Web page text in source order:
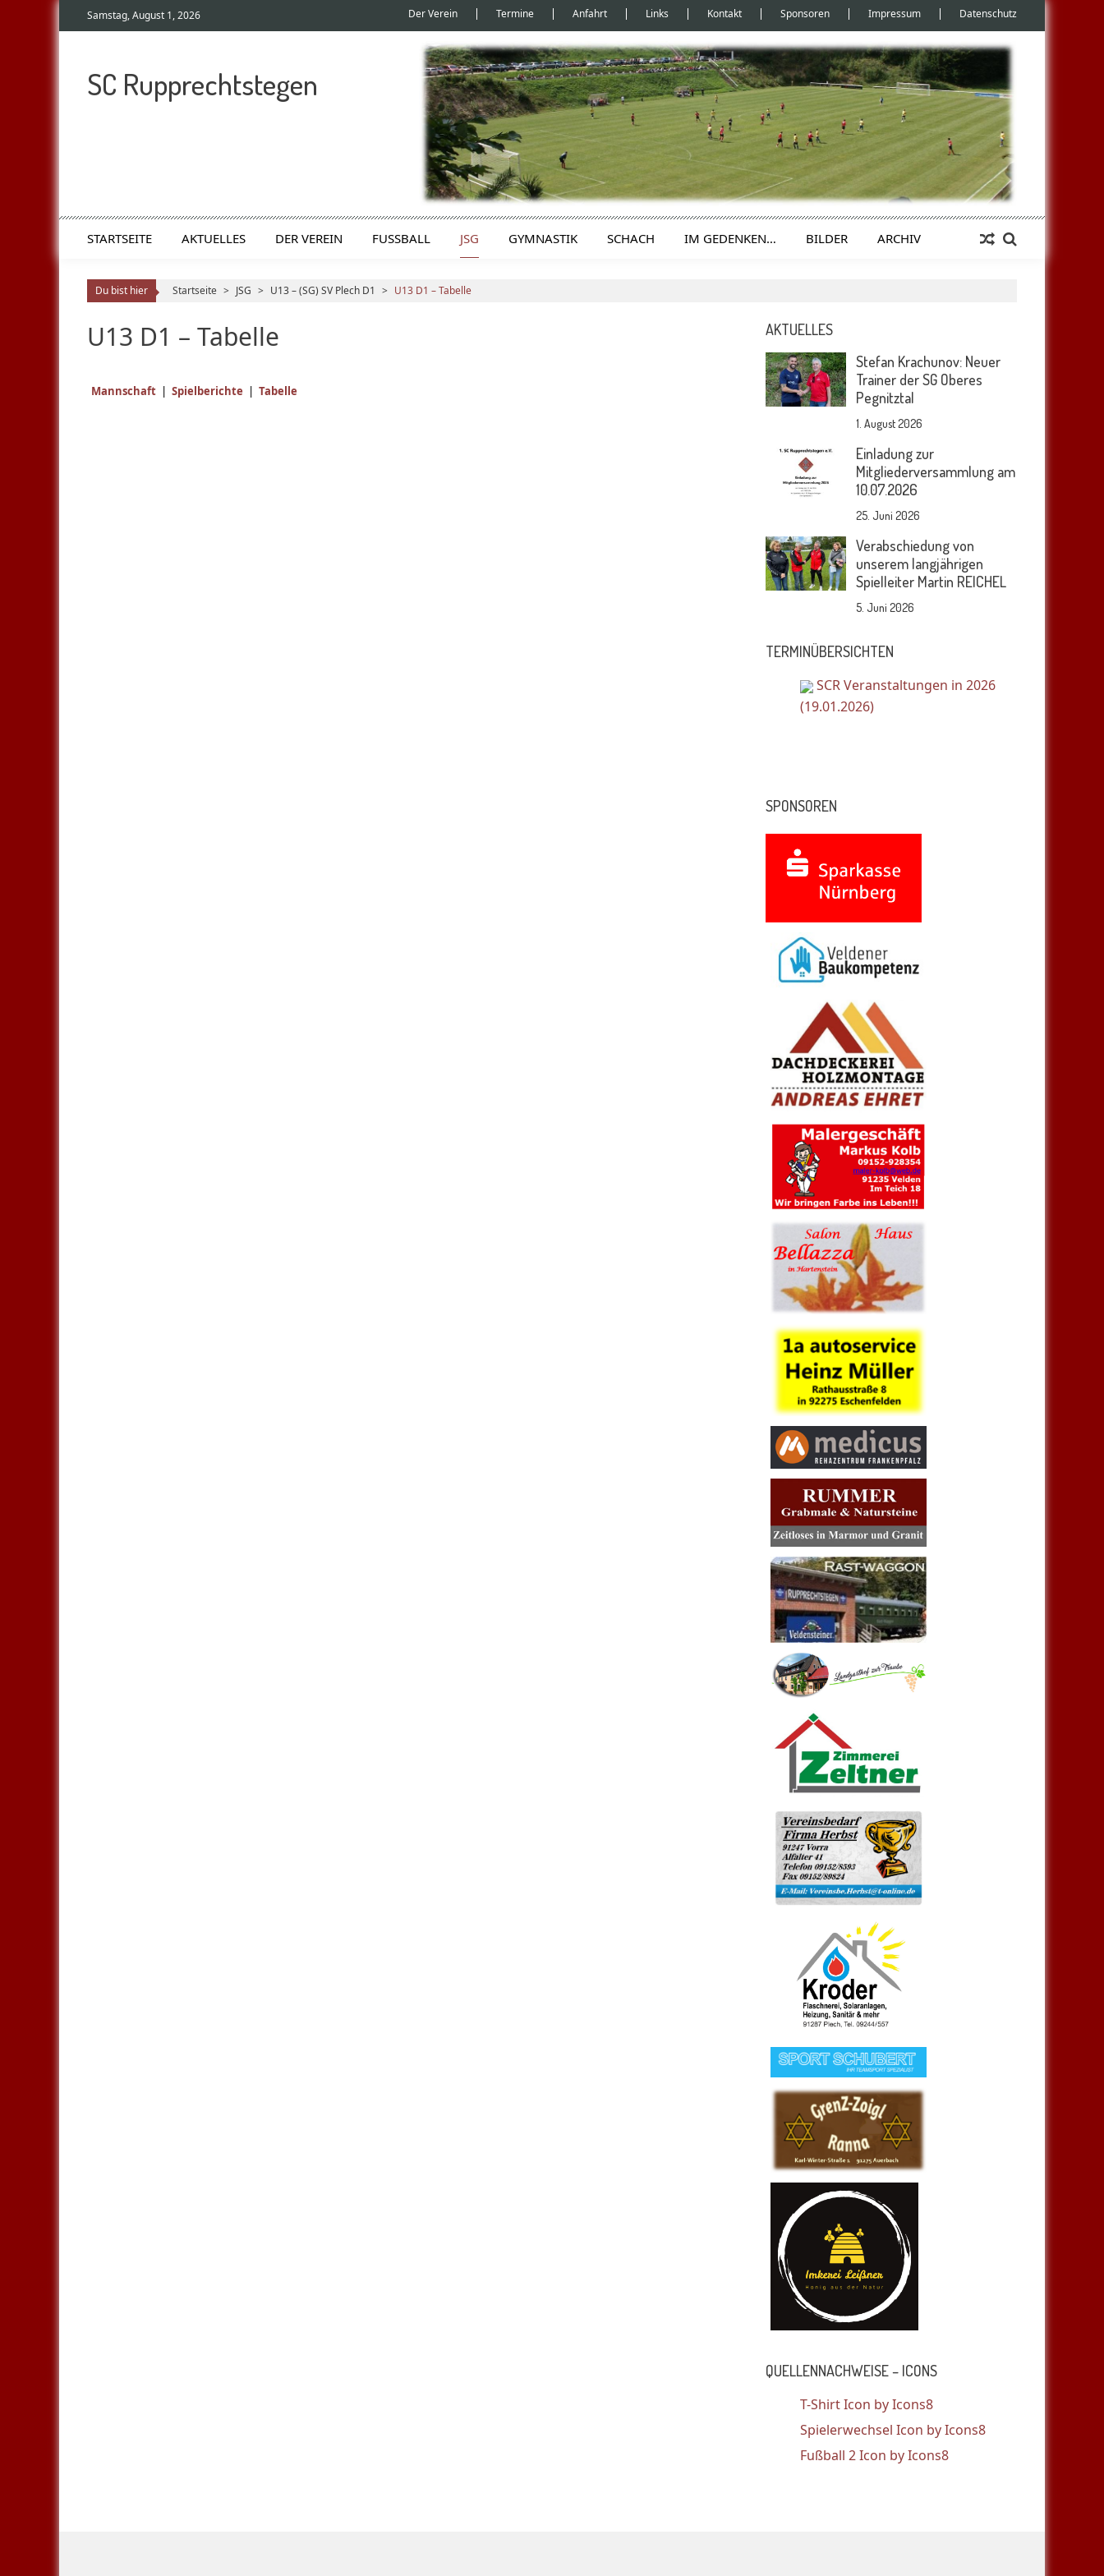
Samstag, August 1, 2026 Der Verein Termine Anfahrt Links Kontakt Sponsoren Impressum Datenschutz
SC Rupprechtstegen
STARTSEITE AKTUELLES DER VEREIN FUSSBALL JSG GYMNASTIK SCHACH IM GEDENKEN… BILDER ARCHIV
Du bist hier Startseite > JSG > U13 – (SG) SV Plech D1 > U13 D1 – Tabelle
U13 D1 – Tabelle
Mannschaft |Spielberichte |Tabelle
AKTUELLES
Stefan Krachunov: Neuer
Trainer der SG Oberes
Pegnitztal
1. August 2026
Einladung zur
Mitgliederversammlung am
10.07.2026
25. Juni 2026
Verabschiedung von
unserem langjährigen
Spielleiter Martin REICHEL
5. Juni 2026
TERMINÜBERSICHTEN
SCR Veranstaltungen in 2026
(19.01.2026)
SPONSOREN
QUELLENNACHWEISE – ICONS
T-Shirt Icon by Icons8
Spielerwechsel Icon by Icons8
Fußball 2 Icon by Icons8